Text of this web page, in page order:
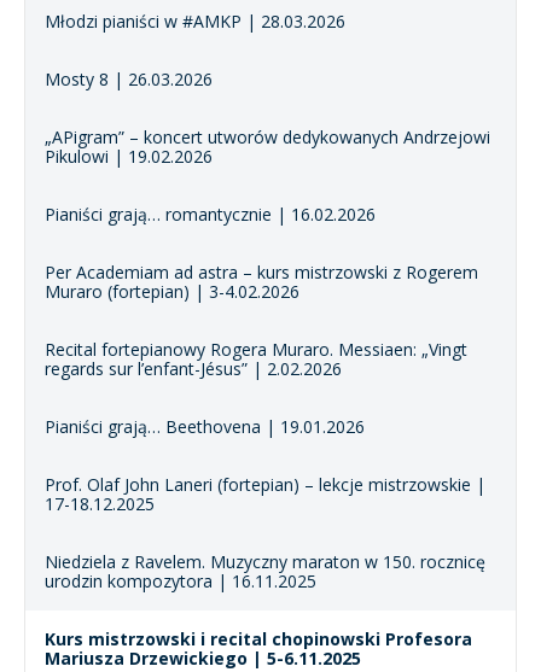
Młodzi pianiści w #AMKP | 28.03.2026
Mosty 8 | 26.03.2026
„APigram” – koncert utworów dedykowanych Andrzejowi
Pikulowi | 19.02.2026
Pianiści grają… romantycznie | 16.02.2026
Per Academiam ad astra – kurs mistrzowski z Rogerem
Muraro (fortepian) | 3-4.02.2026
Recital fortepianowy Rogera Muraro. Messiaen: „Vingt
regards sur l’enfant-Jésus” | 2.02.2026
Pianiści grają… Beethovena | 19.01.2026
Prof. Olaf John Laneri (fortepian) – lekcje mistrzowskie |
17-18.12.2025
Niedziela z Ravelem. Muzyczny maraton w 150. rocznicę
urodzin kompozytora | 16.11.2025
Kurs mistrzowski i recital chopinowski Profesora
Mariusza Drzewickiego | 5-6.11.2025